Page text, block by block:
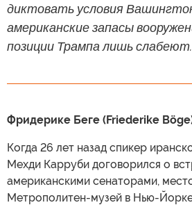
диктовать условия
американские запасы
позиции Трампа лишь слабеют.
Фридерике Беге (Friederike
Когда 26 лет назад спикер
Мехди Карруби договорился о
американскими сенаторами,
Метрополитен-музей в Нью-